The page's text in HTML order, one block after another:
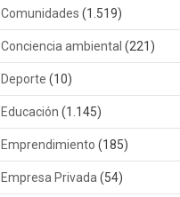
Comunidades (1.519)
Conciencia ambiental (221)
Deporte (10)
Educación (1.145)
Emprendimiento (185)
Empresa Privada (54)